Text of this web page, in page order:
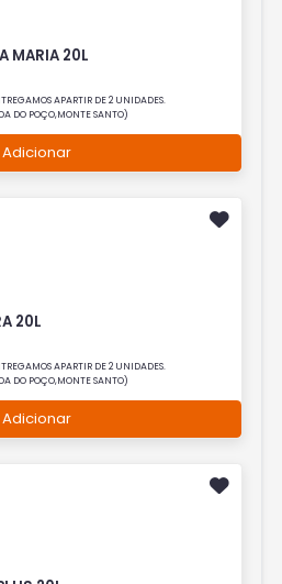
MARIA 20L
APARTIR DE 2 UNIDADES.
DO POÇO,MONTE SANTO)
Adicionar
20L
APARTIR DE 2 UNIDADES.
DO POÇO,MONTE SANTO)
Adicionar